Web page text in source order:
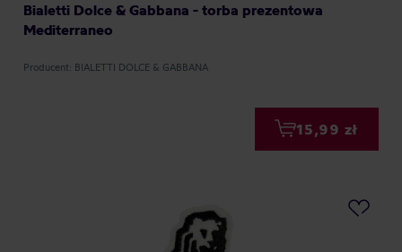
Bialetti Dolce & Gabbana - torba prezentowa
Mediterraneo
Producent: BIALETTI DOLCE & GABBANA
15,99 zł